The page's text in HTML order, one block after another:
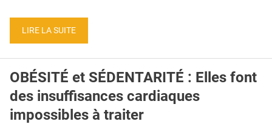
LIRE LA SUITE
OBÉSITÉ et SÉDENTARITÉ : Elles font
des insuffisances cardiaques
impossibles à traiter